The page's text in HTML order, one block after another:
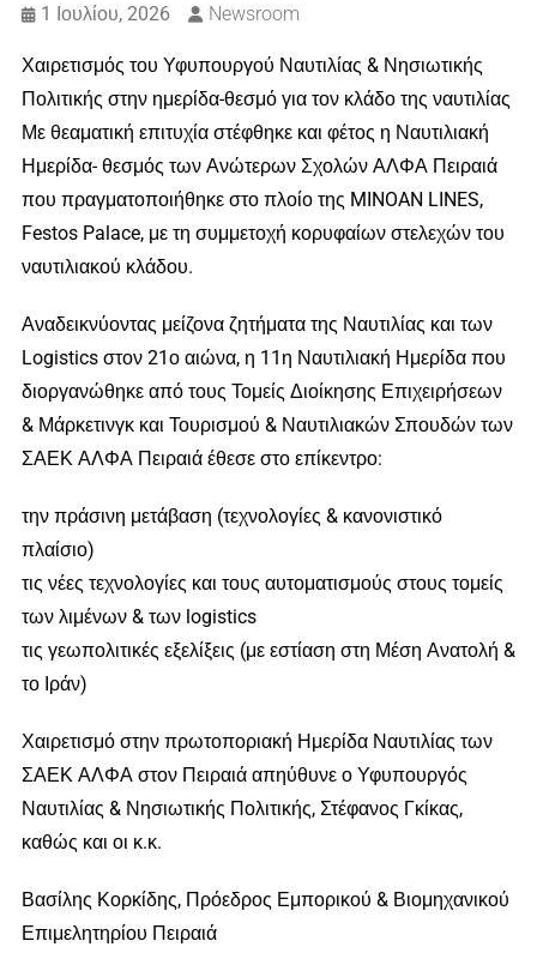
1 Ιουλίου, 2026 Newsroom
Χαιρετισμός του Υφυπουργού Ναυτιλίας & Νησιωτικής
Πολιτικής στην ημερίδα-θεσμό για τον κλάδο της ναυτιλίας
Με θεαματική επιτυχία στέφθηκε και φέτος η Ναυτιλιακή
Ημερίδα- θεσμός των Ανώτερων Σχολών ΑΛΦΑ Πειραιά
που πραγματοποιήθηκε στο πλοίο της MINOAN LINES,
Festos Palace, με τη συμμετοχή κορυφαίων στελεχών του
ναυτιλιακού κλάδου.
Αναδεικνύοντας μείζονα ζητήματα της Ναυτιλίας και των
Logistics στον 21ο αιώνα, η 11η Ναυτιλιακή Ημερίδα που
διοργανώθηκε από τους Τομείς Διοίκησης Επιχειρήσεων
& Μάρκετινγκ και Τουρισμού & Ναυτιλιακών Σπουδών των
ΣΑΕΚ ΑΛΦΑ Πειραιά έθεσε στο επίκεντρο:
την πράσινη μετάβαση (τεχνολογίες & κανονιστικό
πλαίσιο)
τις νέες τεχνολογίες και τους αυτοματισμούς στους τομείς
των λιμένων & των logistics
τις γεωπολιτικές εξελίξεις (με εστίαση στη Μέση Ανατολή &
το Ιράν)
Χαιρετισμό στην πρωτοποριακή Ημερίδα Ναυτιλίας των
ΣΑΕΚ ΑΛΦΑ στον Πειραιά απηύθυνε ο Υφυπουργός
Ναυτιλίας & Νησιωτικής Πολιτικής, Στέφανος Γκίκας,
καθώς και οι κ.κ.
Βασίλης Κορκίδης, Πρόεδρος Εμπορικού & Βιομηχανικού
Επιμελητηρίου Πειραιά